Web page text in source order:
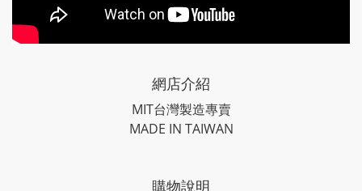
網店介紹
MIT台灣製造專賣
MADE IN TAIWAN
購物說明